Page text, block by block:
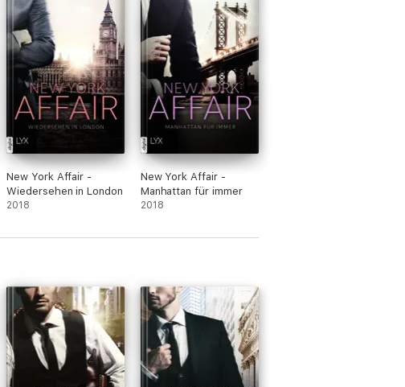
New York Affair -
Wiedersehen in London
2018
New York Affair -
Manhattan für immer
2018